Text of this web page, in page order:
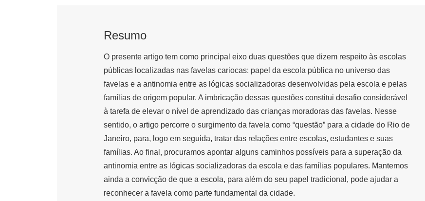
Resumo
O presente artigo tem como principal eixo duas questões que dizem respeito às escolas
públicas localizadas nas favelas cariocas: papel da escola pública no universo das
favelas e a antinomia entre as lógicas socializadoras desenvolvidas pela escola e pelas
famílias de origem popular. A imbricação dessas questões constitui desafio considerável
à tarefa de elevar o nível de aprendizado das crianças moradoras das favelas. Nesse
sentido, o artigo percorre o surgimento da favela como “questão” para a cidade do Rio de
Janeiro, para, logo em seguida, tratar das relações entre escolas, estudantes e suas
famílias. Ao final, procuramos apontar alguns caminhos possíveis para a superação da
antinomia entre as lógicas socializadoras da escola e das famílias populares. Mantemos
ainda a convicção de que a escola, para além do seu papel tradicional, pode ajudar a
reconhecer a favela como parte fundamental da cidade.